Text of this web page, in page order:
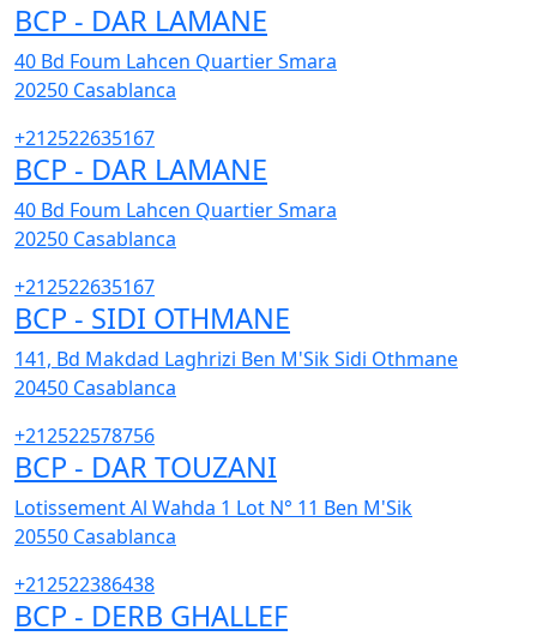
BCP - DAR LAMANE
40 Bd Foum Lahcen Quartier Smara
20250 Casablanca
+212522635167
BCP - DAR LAMANE
40 Bd Foum Lahcen Quartier Smara
20250 Casablanca
+212522635167
BCP - SIDI OTHMANE
141, Bd Makdad Laghrizi Ben M'Sik Sidi Othmane
20450 Casablanca
+212522578756
BCP - DAR TOUZANI
Lotissement Al Wahda 1 Lot N° 11 Ben M'Sik
20550 Casablanca
+212522386438
BCP - DERB GHALLEF